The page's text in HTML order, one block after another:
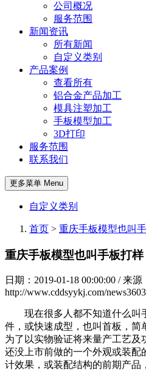
公司概况
服务范围
新闻资讯
所有新闻
自定义类别
产品案例
查看所有
铝合金产品加工
模具注塑加工
手板模型加工
3D打印
服务范围
联系我们
更多菜单 Menu
自定义类别
首页 > 重庆手板模型也叫
重庆手板模型也叫手板打样
日期：2019-01-18 00:00:00 / 来源
http://www.cddsyykj.com/
现在很多人都不知道什么叫
件，或快速成型，也叫首板，简
为了以实物验证将来量产工艺及
还没上市前做的一个外观或装配
计效果，或装配结构的前期产品